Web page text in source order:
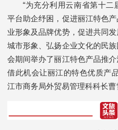
“为充分利用云南省第十二
平台助企纾困，促进丽江特色
业形象及品牌优势，促进共同
城市形象、弘扬企业文化的民
会期间举办了丽江特色产品推
借此机会让丽江的特色优质产
江市商务局外贸易管理科科长曹